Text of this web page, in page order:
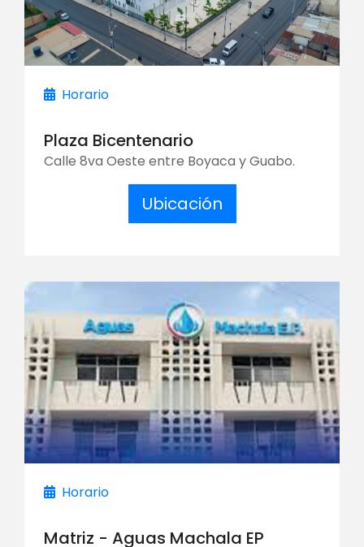
Horario
Plaza Bicentenario
Calle 8va Oeste entre Boyaca y Guabo.
Ubicación
Horario
Matriz - Aguas Machala EP